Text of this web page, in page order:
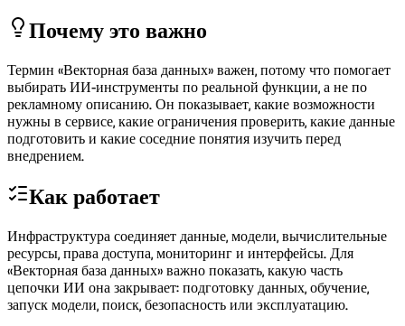
Почему это важно
Термин «Векторная база данных» важен, потому что помогает
выбирать ИИ-инструменты по реальной функции, а не по
рекламному описанию. Он показывает, какие возможности
нужны в сервисе, какие ограничения проверить, какие данные
подготовить и какие соседние понятия изучить перед
внедрением.
Как работает
Инфраструктура соединяет данные, модели, вычислительные
ресурсы, права доступа, мониторинг и интерфейсы. Для
«Векторная база данных» важно показать, какую часть
цепочки ИИ она закрывает: подготовку данных, обучение,
запуск модели, поиск, безопасность или эксплуатацию.